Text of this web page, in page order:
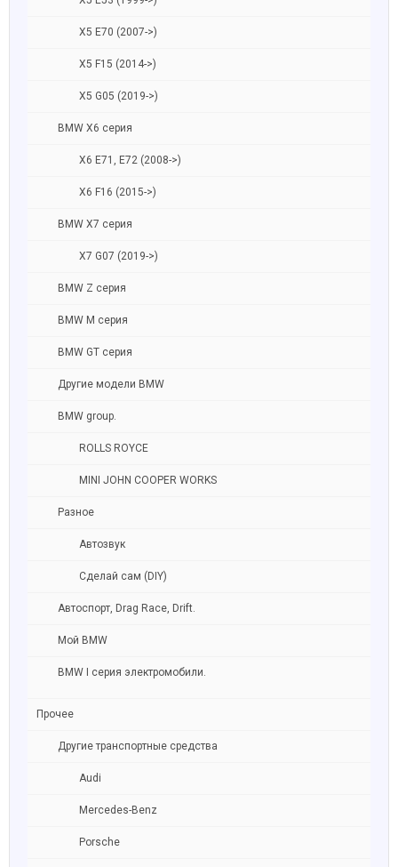
X5 E70 (2007->)
X5 F15 (2014->)
X5 G05 (2019->)
BMW X6 серия
X6 E71, E72 (2008->)
X6 F16 (2015->)
BMW X7 серия
X7 G07 (2019->)
BMW Z серия
BMW M серия
BMW GT серия
Другие модели BMW
BMW group.
ROLLS ROYCE
MINI JOHN COOPER WORKS
Разное
Автозвук
Сделай сам (DIY)
Автоспорт, Drag Race, Drift.
Мой BMW
BMW I серия электромобили.
Прочее
Другие транспортные средства
Audi
Mercedes-Benz
Porsche